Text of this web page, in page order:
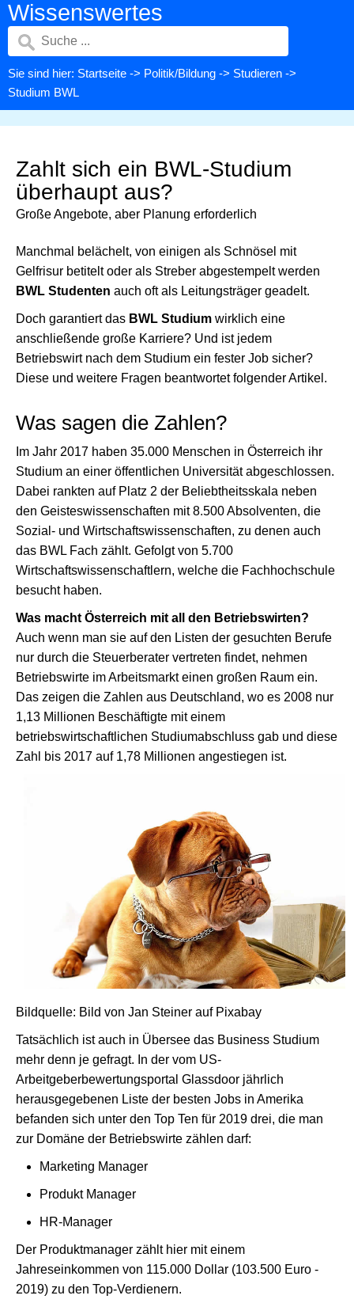
Wissenswertes
Sie sind hier: Startseite -> Politik/Bildung -> Studieren ->
Studium BWL
Zahlt sich ein BWL-Studium
überhaupt aus?
Große Angebote, aber Planung erforderlich
Manchmal belächelt, von einigen als Schnösel mit
Gelfrisur betitelt oder als Streber abgestempelt werden
BWL Studenten auch oft als Leitungsträger geadelt.
Doch garantiert das BWL Studium wirklich eine
anschließende große Karriere? Und ist jedem
Betriebswirt nach dem Studium ein fester Job sicher?
Diese und weitere Fragen beantwortet folgender Artikel.
Was sagen die Zahlen?
Im Jahr 2017 haben 35.000 Menschen in Österreich ihr
Studium an einer öffentlichen Universität abgeschlossen.
Dabei rankten auf Platz 2 der Beliebtheitsskala neben
den Geisteswissenschaften mit 8.500 Absolventen, die
Sozial- und Wirtschaftswissenschaften, zu denen auch
das BWL Fach zählt. Gefolgt von 5.700
Wirtschaftswissenschaftlern, welche die Fachhochschule
besucht haben.
Was macht Österreich mit all den Betriebswirten?
Auch wenn man sie auf den Listen der gesuchten Berufe
nur durch die Steuerberater vertreten findet, nehmen
Betriebswirte im Arbeitsmarkt einen großen Raum ein.
Das zeigen die Zahlen aus Deutschland, wo es 2008 nur
1,13 Millionen Beschäftigte mit einem
betriebswirtschaftlichen Studiumabschluss gab und diese
Zahl bis 2017 auf 1,78 Millionen angestiegen ist.
Bildquelle: Bild von Jan Steiner auf Pixabay
Tatsächlich ist auch in Übersee das Business Studium
mehr denn je gefragt. In der vom US-
Arbeitgeberbewertungsportal Glassdoor jährlich
herausgegebenen Liste der besten Jobs in Amerika
befanden sich unter den Top Ten für 2019 drei, die man
zur Domäne der Betriebswirte zählen darf:
Marketing Manager
Produkt Manager
HR-Manager
Der Produktmanager zählt hier mit einem
Jahreseinkommen von 115.000 Dollar (103.500 Euro -
2019) zu den Top-Verdienern.